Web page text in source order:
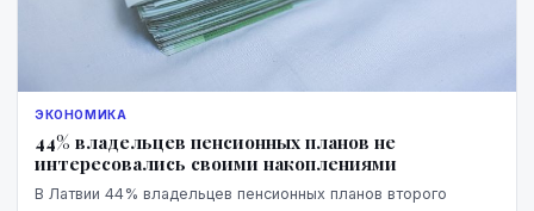
ЭКОНОМИКА
44% владельцев пенсионных планов не
интересовались своими накоплениями
В Латвии 44% владельцев пенсионных планов второго